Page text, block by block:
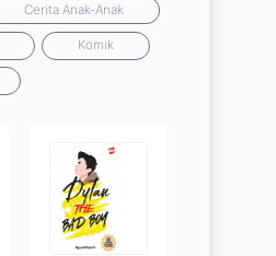
Cerita Anak-Anak
Komik